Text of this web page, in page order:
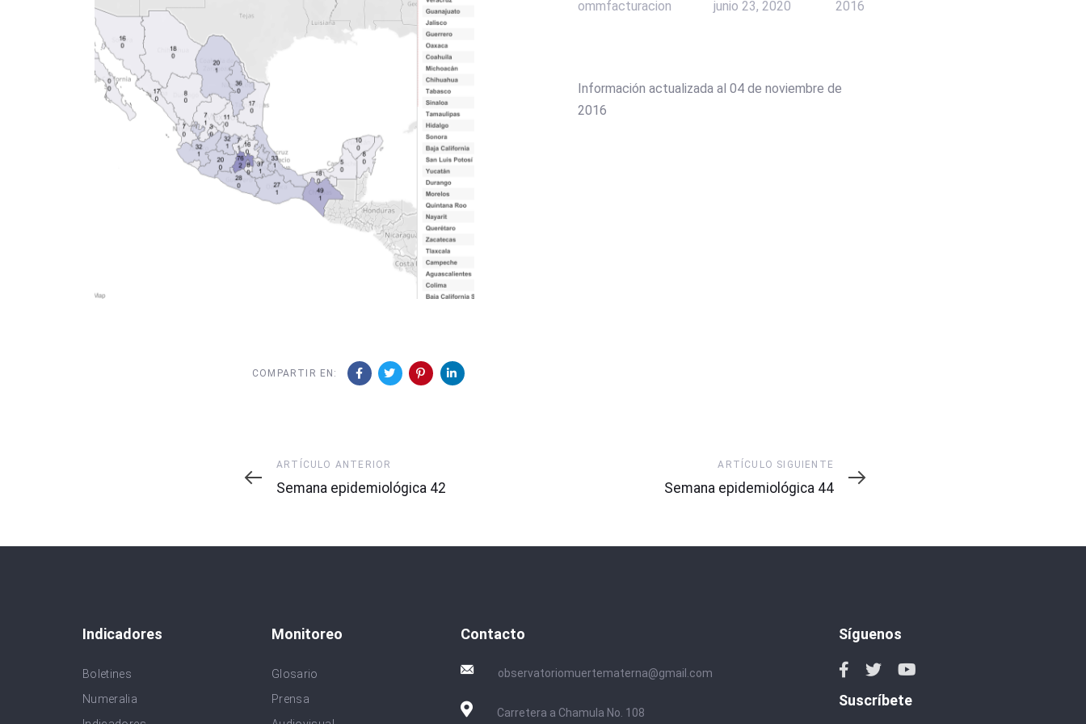
ommfacturacion junio 23, 2020 2016
Información actualizada al 04 de noviembre de
2016
COMPARTIR EN:
Artículo
Anterior
ARTÍCULO ANTERIOR
Semana epidemiológica 42
Siguiente
ARTÍCULO SIGUIENTE
Semana epidemiológica 44
Indicadores
Boletines
Numeralia
Monitoreo
Glosario
Prensa
Contacto
observatoriomuertematerna@gmail.com
Carretera a Chamula No. 108
Síguenos
Suscríbete